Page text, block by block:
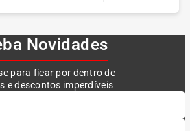
Novidades
para ficar por dentro de
e descontos imperdíveis